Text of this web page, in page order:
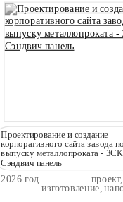
Проектирование и создание
корпоративного сайта завода по
выпуску металлопроката - ЗСК
Сэндвич панель
2026 год.
изготовление,